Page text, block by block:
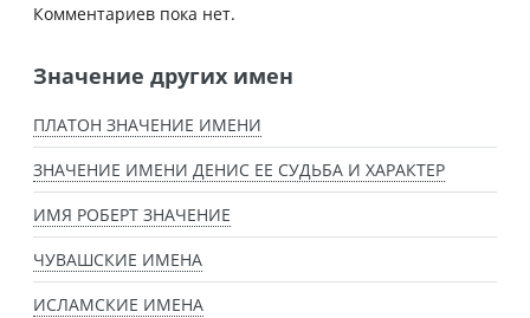
Комментариев пока нет.
Значение других имен
ПЛАТОН ЗНАЧЕНИЕ ИМЕНИ
ЗНАЧЕНИЕ ИМЕНИ ДЕНИС ЕЕ СУДЬБА И ХАРАКТЕР
ИМЯ РОБЕРТ ЗНАЧЕНИЕ
ЧУВАШСКИЕ ИМЕНА
ИСЛАМСКИЕ ИМЕНА